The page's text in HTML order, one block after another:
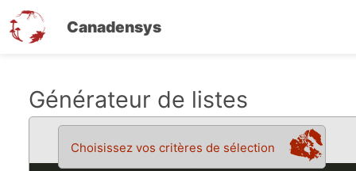
Canadensys
Générateur de listes
Choisissez vos critères de sélection